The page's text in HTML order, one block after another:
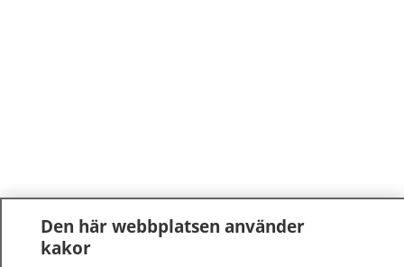
Den här webbplatsen använder
kakor